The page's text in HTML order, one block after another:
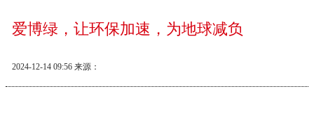
爱博绿，让环保加速，为地球减负
2024-12-14 09:56 来源：